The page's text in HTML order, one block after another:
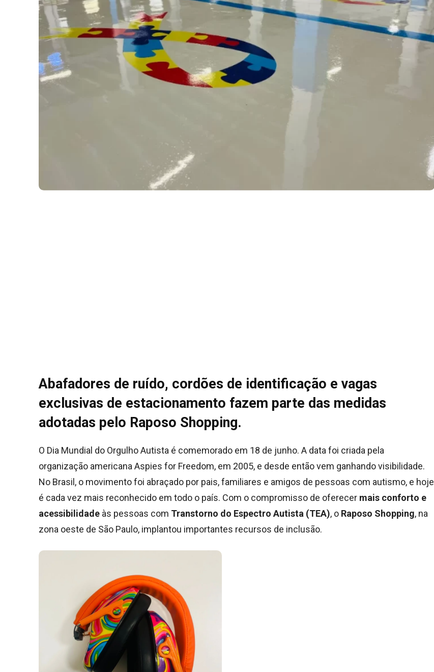
Abafadores de ruído, cordões de identificação e vagas
exclusivas de estacionamento fazem parte das medidas
adotadas pelo Raposo Shopping.
O Dia Mundial do Orgulho Autista é comemorado em 18 de junho. A data foi criada pela
organização americana Aspies for Freedom, em 2005, e desde então vem ganhando visibilidade.
No Brasil, o movimento foi abraçado por pais, familiares e amigos de pessoas com autismo, e hoje
é cada vez mais reconhecido em todo o país. Com o compromisso de oferecer mais conforto e
acessibilidade às pessoas com Transtorno do Espectro Autista (TEA), o Raposo Shopping, na
zona oeste de São Paulo, implantou importantes recursos de inclusão.